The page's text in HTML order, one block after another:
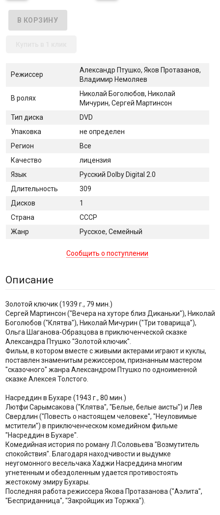
Режиссер
Александр Птушко, Яков Протазанов,
Владимир Немоляев
В ролях
Николай Боголюбов, Николай
Мичурин, Сергей Мартинсон
Тип диска
DVD
Упаковка
не определен
Регион
Все
Качество
лицензия
Язык
Русский Dolby Digital 2.0
Длительность
309
Дисков
1
Страна
СССР
Жанр
Русское, Семейный
Сообщить о поступлении
Описание
Золотой ключик (1939 г., 79 мин.)
Сергей Мартинсон ("Вечера на хуторе близ Диканьки"), Николай
Боголюбов ("Клятва"), Николай Мичурин ("Три товарища"),
Ольга Шаганова-Образцова в приключенческой сказке
Александра Птушко "Золотой ключик".
Фильм, в котором вместе с живыми актерами играют и куклы,
поставлен знаменитым режиссером, признанным мастером
"сказочного" жанра Александром Птушко по одноименной
сказке Алексея Толстого.
Насреддин в Бухаре (1943 г., 80 мин.)
Лютфи Сарымсакова ("Клятва", "Белые, белые аисты") и Лев
Свердлин ("Повесть о настоящем человеке", "Неуловимые
мстители") в приключенческом комедийном фильме
"Насреддин в Бухаре".
Комедийная история по роману Л.Соловьева "Возмутитель
спокойствия". Благодаря находчивости и выдумке
неугомонного весельчака Хаджи Насреддина многим
угнетенным и обездоленным удается противостоять
жестокому эмиру Бухары.
Последняя работа режиссера Якова Протазанова ("Аэлита",
"Бесприданница", "Закройщик из Торжка").